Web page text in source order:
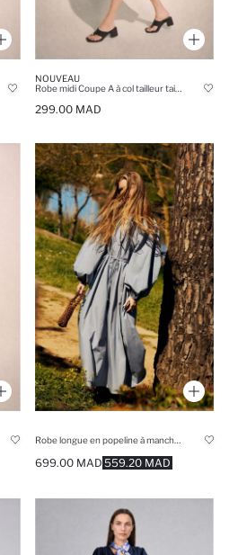
NOUVEAU
299.00 MAD
559.20 MAD
699.00 MAD